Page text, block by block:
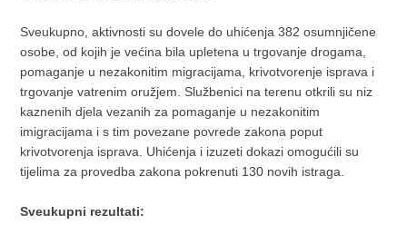
Sveukupno, aktivnosti su dovele do uhićenja 382 osumnjičene
osobe, od kojih je većina bila upletena u trgovanje drogama,
pomaganje u nezakonitim migracijama, krivotvorenje isprava i
trgovanje vatrenim oružjem. Službenici na terenu otkrili su niz
kaznenih djela vezanih za pomaganje u nezakonitim
imigracijama i s tim povezane povrede zakona poput
krivotvorenja isprava. Uhićenja i izuzeti dokazi omogućili su
tijelima za provedba zakona pokrenuti 130 novih istraga.
Sveukupni rezultati: